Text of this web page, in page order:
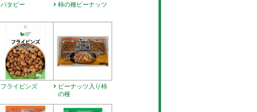
バタピー 柿の種ピーナッツ
フライビンズ
ピーナッツ入り柿
の種